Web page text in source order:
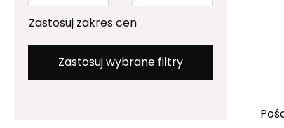
Zastosuj zakres cen
Zastosuj wybrane filtry